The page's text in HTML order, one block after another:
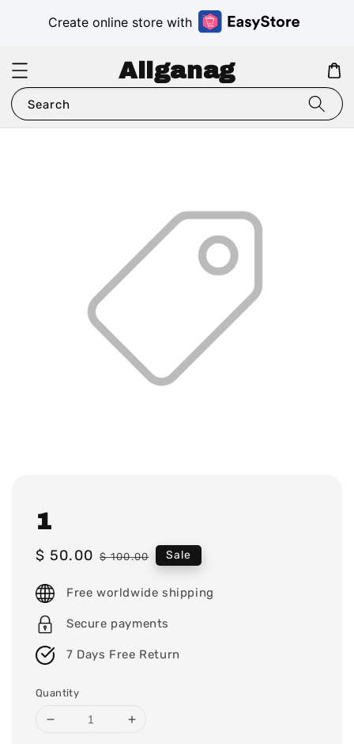
Create online store with
Aliganag
Search
1
Sale
$ 50.00 Regular
$ 100.00 Sale
Free worldwide shipping
Secure payments
7 Days Free Return
Quantity